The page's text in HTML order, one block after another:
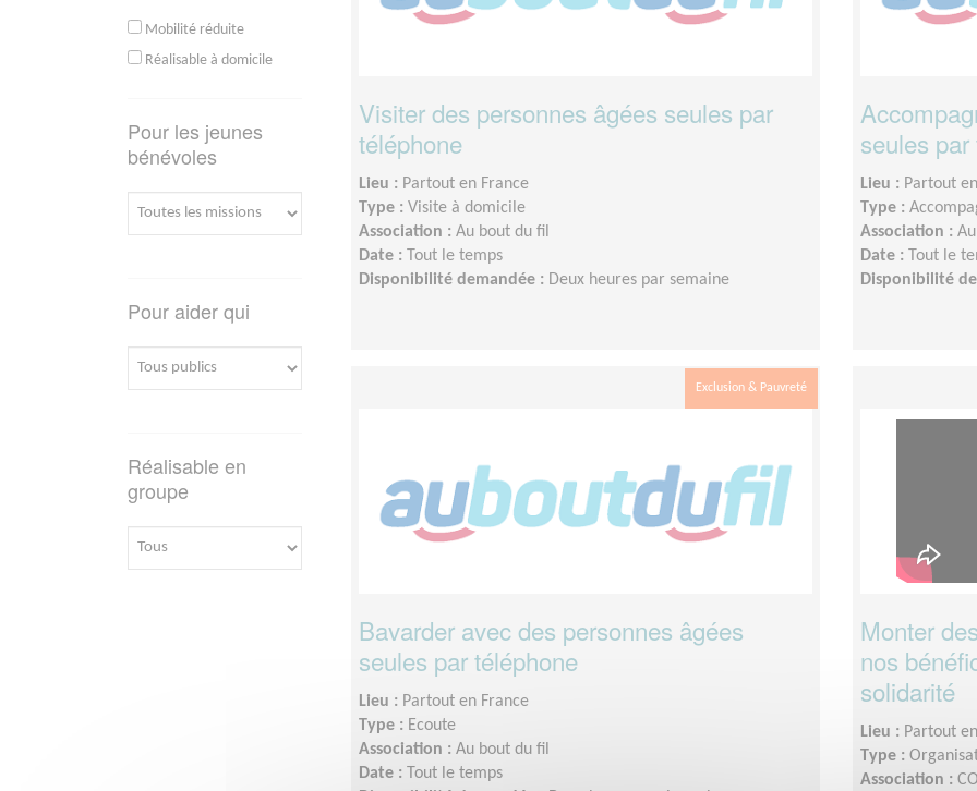
Mobilité réduite
Réalisable à domicile
Pour les jeunes
bénévoles
Pour aider qui
Réalisable en
groupe
Visiter des personnes âgées seules par
téléphone
Lieu : Partout en France
Type : Visite à domicile
Association : Au bout du fil
Date : Tout le temps
Disponibilité demandée : Deux heures par semaine
seules
Lieu : Partout
Type :
Association :
Date : Tout le
Disponibilité
Exclusion & Pauvreté
Bavarder avec des personnes âgées
seules par téléphone
Lieu : Partout en France
Type : Ecoute
Association : Au bout du fil
Date : Tout le temps
Monter
nos
solidarité
Lieu : Partout
Type :
Association :